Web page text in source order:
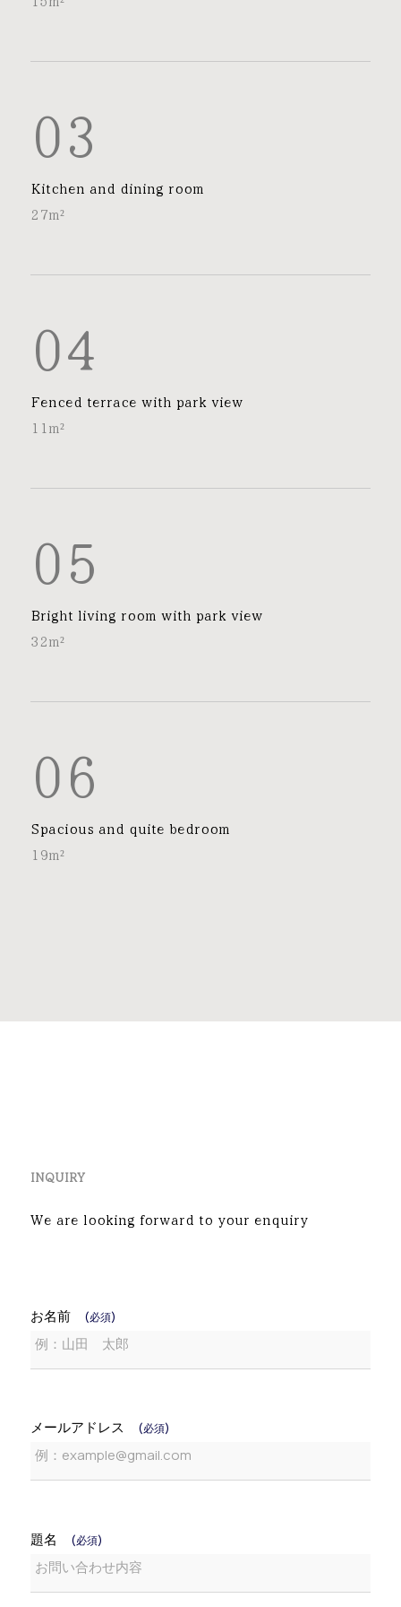
03
Kitchen and dining room
27m²
04
Fenced terrace with park view
11m²
05
Bright living room with park view
32m²
06
Spacious and quite bedroom
19m²
INQUIRY
We are looking forward to your enquiry
お名前 (必須)
メールアドレス (必須)
題名 (必須)